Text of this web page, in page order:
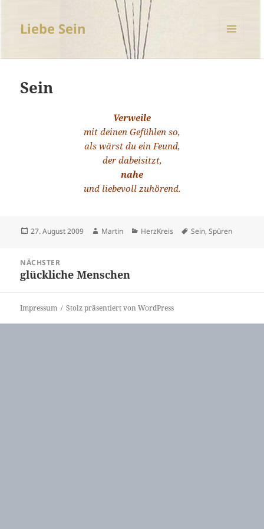
Liebe Sein
Sein
Verweile
mit deinen Gefühlen so,
als wärst du ein Feund,
der dabeisitzt,
nahe
und liebevoll zuhörend.
Veröffentlicht
27. August 2009 Autor
Martin Kategorien
HerzKreis Schlagwörter
Sein,Spüren
NÄCHSTER
Nächster
glückliche Menschen
Impressum Stolz präsentiert von WordPress